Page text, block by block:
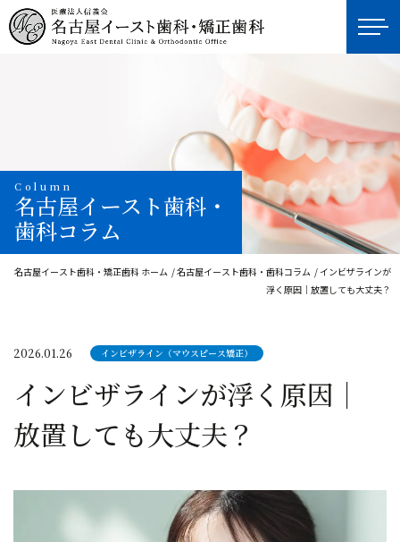
Column
名古屋イースト歯科・
歯科コラム
名古屋イースト歯科・矯正歯科 ホーム 名古屋イースト歯科・歯科コラム
インビザラインが
浮く原因｜放置しても大丈夫？
2026.01.26 インビザライン（マウスピース矯正）
インビザラインが浮く原因｜
放置しても大丈夫？